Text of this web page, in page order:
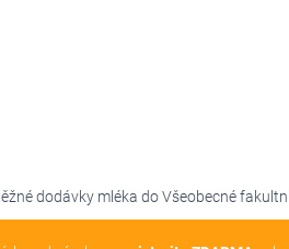
dodávky mléka do Všeobecné